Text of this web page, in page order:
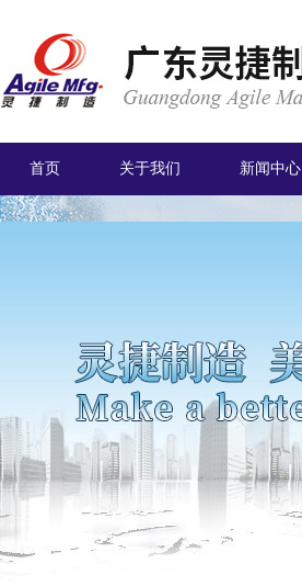
首页 关于我们 新闻中心